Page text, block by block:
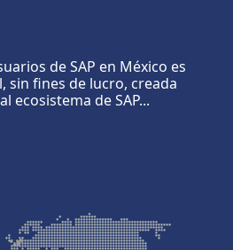
de SAP en México es
sin fines de lucro, creada
ecosistema de SAP...